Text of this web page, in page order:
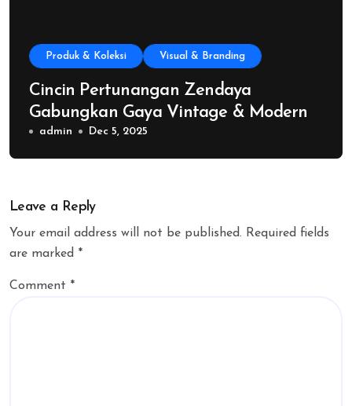
Produk & Koleksi Visual & Branding
Cincin Pertunangan Zendaya
Gabungkan Gaya Vintage & Modern
admin Dec 5, 2025
Leave a Reply
Your email address will not be published. Required fields
are marked *
Comment *